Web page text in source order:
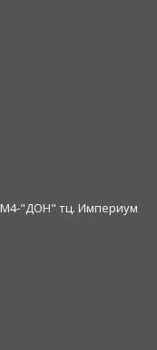
М4-"ДОН" тц. Империум